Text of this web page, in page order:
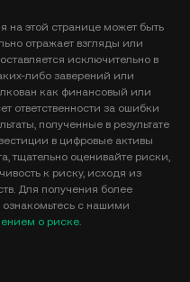
на этой странице может быть
отражает взгляды или
исключительно в
либо заверений или
как финансовый или
ответственности за ошибки
полученные в результате
в цифровые активы
тщательно оценивайте риски,
к риску, исходя из
Для получения более
с нашими
о риске.